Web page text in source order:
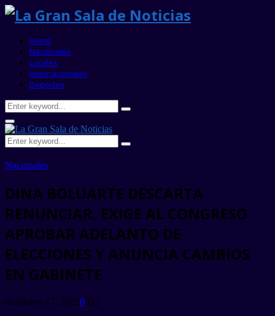
Home
Nacionales
Locales
Internacionales
Deportes
Search
for:
Search
Primary
Menu
Search
for:
Search
Nacionales
DINA BOLUARTE DESCARTA
RENUNCIAR, EXIGE AL CONGRESO
APROBAR ADELANTO DE
ELECCIONES Y ANUNCIA CAMBIOS
EN GABINETE
diciembre 17, 20220332